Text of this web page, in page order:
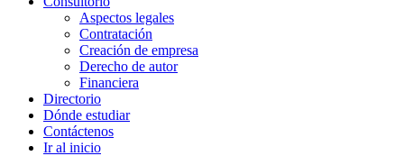
Aspectos legales
Contratación
Creación de empresa
Derecho de autor
Financiera
Directorio
Dónde estudiar
Contáctenos
Ir al inicio